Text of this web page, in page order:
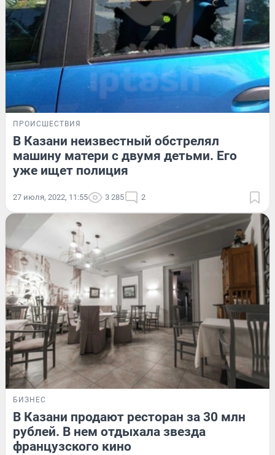
ПРОИСШЕСТВИЯ
В Казани неизвестный обстрелял
машину матери с двумя детьми. Его
уже ищет полиция
27 июля, 2022, 11:55 3 285 2
БИЗНЕС
В Казани продают ресторан за 30 млн
рублей. В нем отдыхала звезда
французского кино